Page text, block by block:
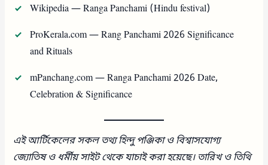
Wikipedia — Ranga Panchami (Hindu festival)
ProKerala.com — Rang Panchami 2026 Significance
and Rituals
mPanchang.com — Ranga Panchami 2026 Date,
Celebration & Significance
এই আর্টিকেলের সকল তথ্য হিন্দু পঞ্জিকা ও বিশ্বাসযোগ্য
জ্যোতিষ ও ধর্মীয় সাইট থেকে যাচাই করা হয়েছে। তারিখ ও তিথি